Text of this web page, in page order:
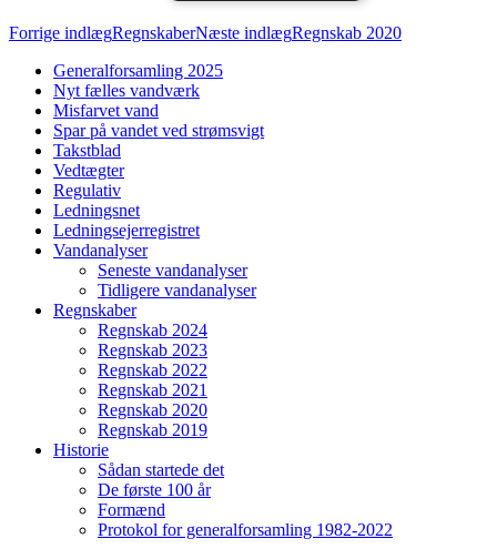
Indlægsnavigation
Forrige indlægRegnskaberNæste indlægRegnskab 2020
Generalforsamling 2025
Nyt fælles vandværk
Misfarvet vand
Spar på vandet ved strømsvigt
Takstblad
Vedtægter
Regulativ
Ledningsnet
Ledningsejerregistret
Vandanalyser
Seneste vandanalyser
Tidligere vandanalyser
Regnskaber
Regnskab 2024
Regnskab 2023
Regnskab 2022
Regnskab 2021
Regnskab 2020
Regnskab 2019
Historie
Sådan startede det
De første 100 år
Formænd
Protokol for generalforsamling 1982-2022